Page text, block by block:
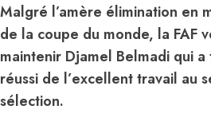
Malgré l’amère élimination en
de la coupe du monde, la FAF
maintenir Djamel Belmadi qui
réussi de l’excellent travail au
sélection.